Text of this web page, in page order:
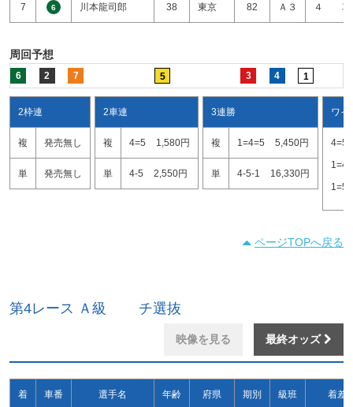
7 6 川本龍司郎 38 東京 82 Ａ３ ４ 車
周回予想
6 2 7 5 3 4 1
2枠連
複 発売無し
単 発売無し
2車連
複 4=5 1,580円
単 4-5 2,550円
3連勝
複 1=4=5 5,450円
単 4-5-1 16,330円
ワイ
4=5
1=4
1=5
ページTOPへ戻る
第4レース Ａ級 チ選抜
映像を見る 最終オッズ
着 車番 選手名 年齢 府県 期別 級班 着差